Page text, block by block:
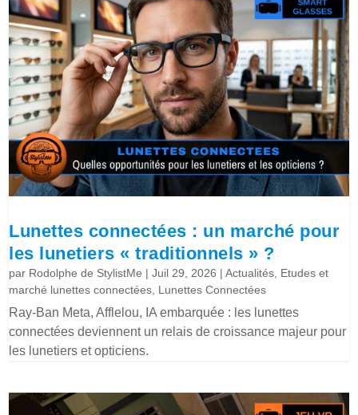
Lunettes connectées : un marché pour
les lunetiers « traditionnels » ?
par Rodolphe de StylistMe |Juil 29, 2026 |Actualités, Etudes et
marché lunettes connectées, Lunettes Connectées
Ray-Ban Meta, Afflelou, IA embarquée : les lunettes
connectées deviennent un relais de croissance majeur pour
les lunetiers et opticiens.